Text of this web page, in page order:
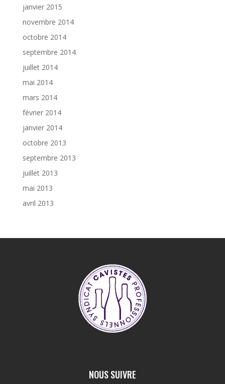
janvier 2015
novembre 2014
octobre 2014
septembre 2014
juillet 2014
mai 2014
mars 2014
février 2014
janvier 2014
octobre 2013
septembre 2013
juillet 2013
mai 2013
avril 2013
NOUS SUIVRE